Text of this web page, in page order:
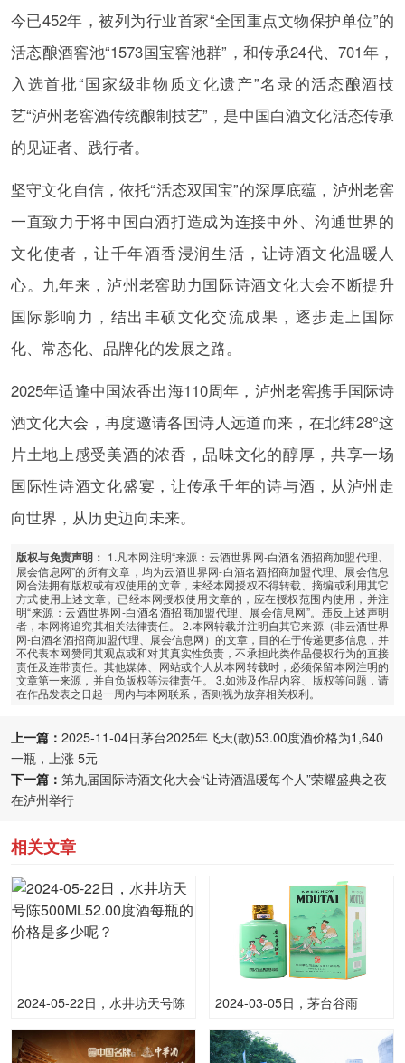
今已452年，被列为行业首家“全国重点文物保护单位”的
活态酿酒窖池“1573国宝窖池群”，和传承24代、701年，
入选首批“国家级非物质文化遗产”名录的活态酿酒技
艺“泸州老窖酒传统酿制技艺”，是中国白酒文化活态传承
的见证者、践行者。
坚守文化自信，依托“活态双国宝”的深厚底蕴，泸州老窖
一直致力于将中国白酒打造成为连接中外、沟通世界的
文化使者，让千年酒香浸润生活，让诗酒文化温暖人
心。九年来，泸州老窖助力国际诗酒文化大会不断提升
国际影响力，结出丰硕文化交流成果，逐步走上国际
化、常态化、品牌化的发展之路。
2025年适逢中国浓香出海110周年，泸州老窖携手国际诗
酒文化大会，再度邀请各国诗人远道而来，在北纬28°这
片土地上感受美酒的浓香，品味文化的醇厚，共享一场
国际性诗酒文化盛宴，让传承千年的诗与酒，从泸州走
向世界，从历史迈向未来。
版权与免责声明： 1.凡本网注明“来源：云酒世界网-白酒名酒招商加盟代理、
展会信息网”的所有文章，均为云酒世界网-白酒名酒招商加盟代理、展会信息
网合法拥有版权或有权使用的文章，未经本网授权不得转载、摘编或利用其它
方式使用上述文章。已经本网授权使用文章的，应在授权范围内使用，并注
明“来源：云酒世界网-白酒名酒招商加盟代理、展会信息网”。违反上述声明
者，本网将追究其相关法律责任。 2.本网转载并注明自其它来源（非云酒世界
网-白酒名酒招商加盟代理、展会信息网）的文章，目的在于传递更多信息，并
不代表本网赞同其观点或和对其真实性负责，不承担此类作品侵权行为的直接
责任及连带责任。其他媒体、网站或个人从本网转载时，必须保留本网注明的
文章第一来源，并自负版权等法律责任。 3.如涉及作品内容、版权等问题，请
在作品发表之日起一周内与本网联系，否则视为放弃相关权利。
上一篇： 2025-11-04日茅台2025年飞天(散)53.00度酒价格为1,640
一瓶，上涨 5元
下一篇： 第九届国际诗酒文化大会“让诗酒温暖每个人”荣耀盛典之夜
在泸州举行
相关文章
2024-05-22日，水井坊天号陈
500ML52.00度酒每瓶的价格
是多少呢？
2024-03-05日，茅台谷雨
500ML53.00度酒每瓶的价格
是多少呢？